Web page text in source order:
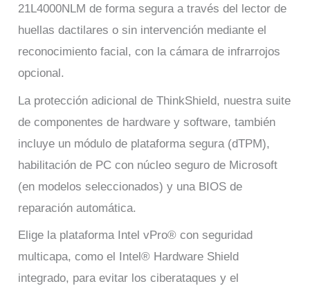
21L4000NLM de forma segura a través del lector de
huellas dactilares o sin intervención mediante el
reconocimiento facial, con la cámara de infrarrojos
opcional.
La protección adicional de ThinkShield, nuestra suite
de componentes de hardware y software, también
incluye un módulo de plataforma segura (dTPM),
habilitación de PC con núcleo seguro de Microsoft
(en modelos seleccionados) y una BIOS de
reparación automática.
Elige la plataforma Intel vPro® con seguridad
multicapa, como el Intel® Hardware Shield
integrado, para evitar los ciberataques y el